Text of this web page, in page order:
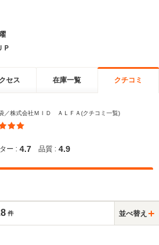
Ｐ
セス 在庫一覧 クチコミ
株式会社ＭＩＤ ＡＬＦＡ(クチコミ一覧)
ー : 4.7 品質 : 4.9
件 並べ替え